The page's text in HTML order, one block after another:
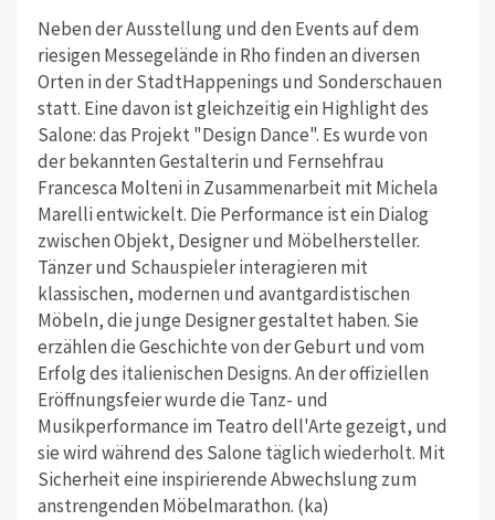
Neben der Ausstellung und den Events auf dem
riesigen Messegelände in Rho finden an diversen
Orten in der StadtHappenings und Sonderschauen
statt. Eine davon ist gleichzeitig ein Highlight des
Salone: das Projekt "Design Dance". Es wurde von
der bekannten Gestalterin und Fernsehfrau
Francesca Molteni in Zusammenarbeit mit Michela
Marelli entwickelt. Die Performance ist ein Dialog
zwischen Objekt, Designer und Möbelhersteller.
Tänzer und Schauspieler interagieren mit
klassischen, modernen und avantgardistischen
Möbeln, die junge Designer gestaltet haben. Sie
erzählen die Geschichte von der Geburt und vom
Erfolg des italienischen Designs. An der offiziellen
Eröffnungsfeier wurde die Tanz- und
Musikperformance im Teatro dell'Arte gezeigt, und
sie wird während des Salone täglich wiederholt. Mit
Sicherheit eine inspirierende Abwechslung zum
anstrengenden Möbelmarathon. (ka)